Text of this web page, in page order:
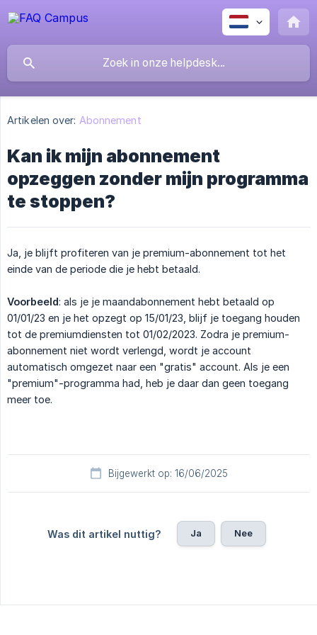
Artikelen over: Abonnement
Kan ik mijn abonnement
opzeggen zonder mijn programma
te stoppen?
Ja, je blijft profiteren van je premium-abonnement tot het
einde van de periode die je hebt betaald.
Voorbeeld: als je je maandabonnement hebt betaald op
01/01/23 en je het opzegt op 15/01/23, blijf je toegang houden
tot de premiumdiensten tot 01/02/2023. Zodra je premium-
abonnement niet wordt verlengd, wordt je account
automatisch omgezet naar een "gratis" account. Als je een
"premium"-programma had, heb je daar dan geen toegang
meer toe.
Bijgewerkt op: 16/06/2025
Was dit artikel nuttig? Ja Nee